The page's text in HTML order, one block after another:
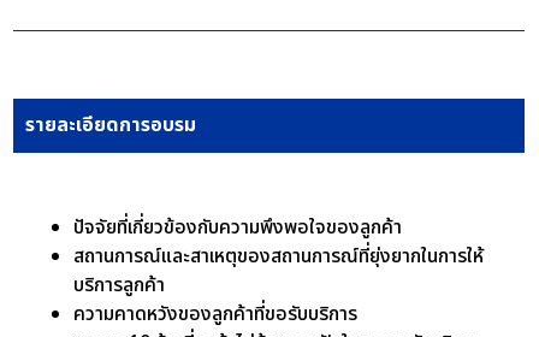
รายละเอียดการอบรม
ปัจจัยที่เกี่ยวข้องกับความพึงพอใจของลูกค้า
สถานการณ์และสาเหตุของสถานการณ์ที่ยุ่งยากในการให้
บริการลูกค้า
ความคาดหวังของลูกค้าที่ขอรับบริการ